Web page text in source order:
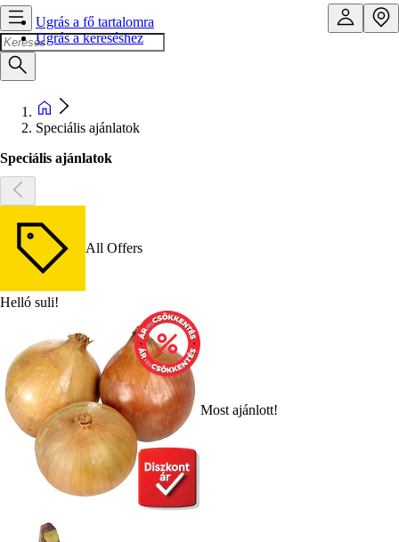
Ugrás a fő tartalomra
Ugrás a kereséshez
Speciális ajánlatok
Speciális ajánlatok
All Offers
Helló suli!
Most ajánlott!